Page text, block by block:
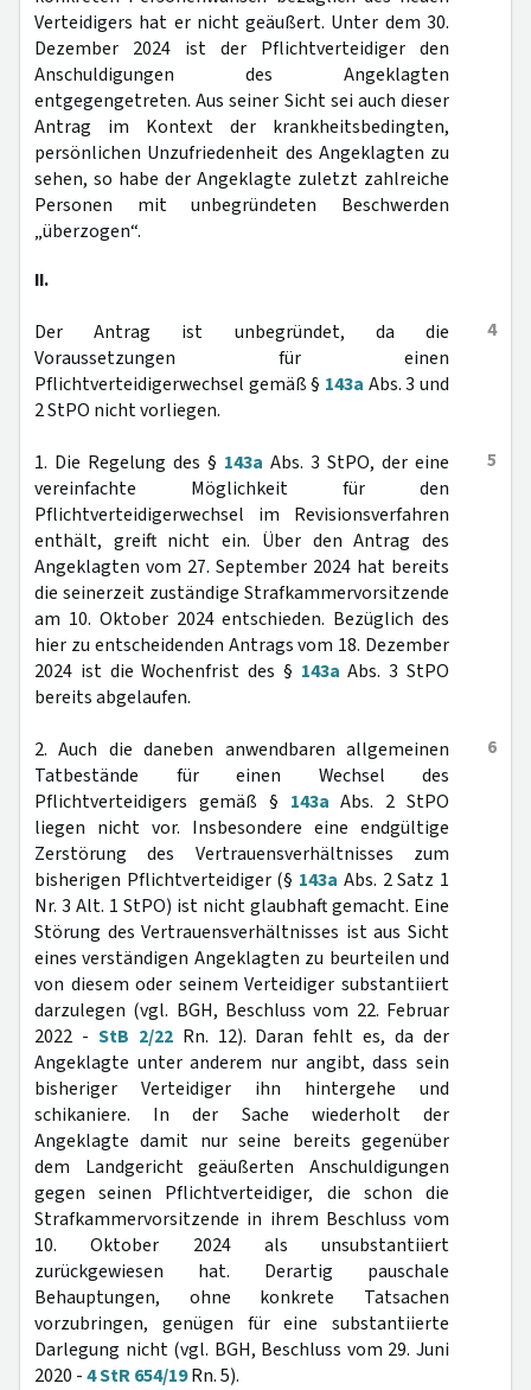
Verteidigers hat er nicht geäußert. Unter dem 30.
Dezember 2024 ist der Pflichtverteidiger den
Anschuldigungen des Angeklagten
entgegengetreten. Aus seiner Sicht sei auch dieser
Antrag im Kontext der krankheitsbedingten,
persönlichen Unzufriedenheit des Angeklagten zu
sehen, so habe der Angeklagte zuletzt zahlreiche
Personen mit unbegründeten Beschwerden
„überzogen“.
II.
4
Der Antrag ist unbegründet, da die
Voraussetzungen für einen
Pflichtverteidigerwechsel gemäß § 143a Abs. 3 und
2 StPO nicht vorliegen.
5
1. Die Regelung des § 143a Abs. 3 StPO, der eine
vereinfachte Möglichkeit für den
Pflichtverteidigerwechsel im Revisionsverfahren
enthält, greift nicht ein. Über den Antrag des
Angeklagten vom 27. September 2024 hat bereits
die seinerzeit zuständige Strafkammervorsitzende
am 10. Oktober 2024 entschieden. Bezüglich des
hier zu entscheidenden Antrags vom 18. Dezember
2024 ist die Wochenfrist des § 143a Abs. 3 StPO
bereits abgelaufen.
6
2. Auch die daneben anwendbaren allgemeinen
Tatbestände für einen Wechsel des
Pflichtverteidigers gemäß § 143a Abs. 2 StPO
liegen nicht vor. Insbesondere eine endgültige
Zerstörung des Vertrauensverhältnisses zum
bisherigen Pflichtverteidiger (§ 143a Abs. 2 Satz 1
Nr. 3 Alt. 1 StPO) ist nicht glaubhaft gemacht. Eine
Störung des Vertrauensverhältnisses ist aus Sicht
eines verständigen Angeklagten zu beurteilen und
von diesem oder seinem Verteidiger substantiiert
darzulegen (vgl. BGH, Beschluss vom 22. Februar
2022 - StB 2/22Rn. 12). Daran fehlt es, da der
Angeklagte unter anderem nur angibt, dass sein
bisheriger Verteidiger ihn hintergehe und
schikaniere. In der Sache wiederholt der
Angeklagte damit nur seine bereits gegenüber
dem Landgericht geäußerten Anschuldigungen
gegen seinen Pflichtverteidiger, die schon die
Strafkammervorsitzende in ihrem Beschluss vom
10. Oktober 2024 als unsubstantiiert
zurückgewiesen hat. Derartig pauschale
Behauptungen, ohne konkrete Tatsachen
vorzubringen, genügen für eine substantiierte
Darlegung nicht (vgl. BGH, Beschluss vom 29. Juni
2020 -4 StR 654/19Rn. 5).